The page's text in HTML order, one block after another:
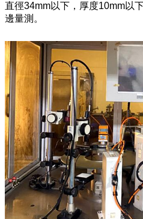
直徑34mm以下，厚度10mm以
邊量測。